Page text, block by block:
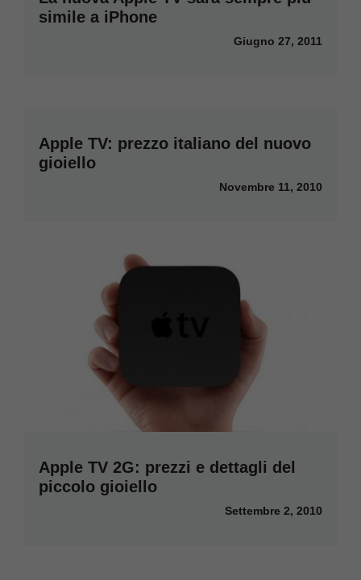
simile a iPhone
Giugno 27, 2011
Apple TV: prezzo italiano del nuovo
gioiello
Novembre 11, 2010
Apple TV 2G: prezzi e dettagli del
piccolo gioiello
Settembre 2, 2010